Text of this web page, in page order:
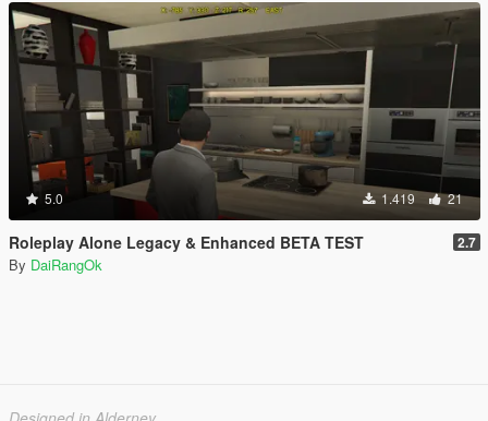
5.0 1.419 21
Roleplay Alone Legacy & Enhanced BETA TEST 2.7
By DaiRangOk